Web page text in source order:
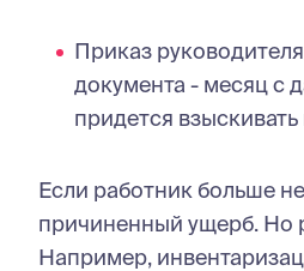
Приказ
документа - месяц с
придется
Если работник больше
причиненный ущерб. Но
Например,